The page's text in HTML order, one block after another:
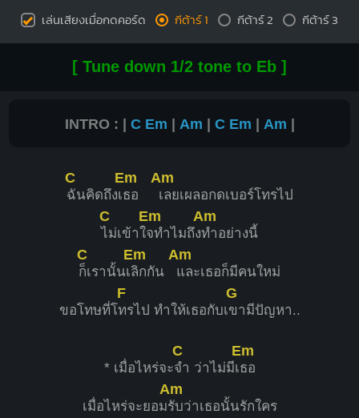
เล่นเสียงเมื่อกดคอร์ด กีต้าร์ 1 กีต้าร์ 2 กีต้าร์ 3
[ Tune down 1/2 tone to Eb ]
INTRO : | C Em | Am | C Em | Am |
C
ฉันคิดถึงเ
Em
ธอ
Am
เลยเผลอกดเบอร์โทรไป
C
ไม่เข้าใ
Em
จทำไมถึง
Am
ทำอย่างนี้
C
ก็เรานั้นเ
Em
ลิกกัน
Am
และเธอก็มีคนใหม่
ขอโทษที่โ
F
ทรไป ทำให้เธอกับเ
G
ขามีปัญหา..
* เมื่อไหร่จะ
C
จำ ว่าไม่มีเ
Em
ธอ
เมื่อไหร่จะยอม
Am
รับว่าเธอนั้นรักใคร